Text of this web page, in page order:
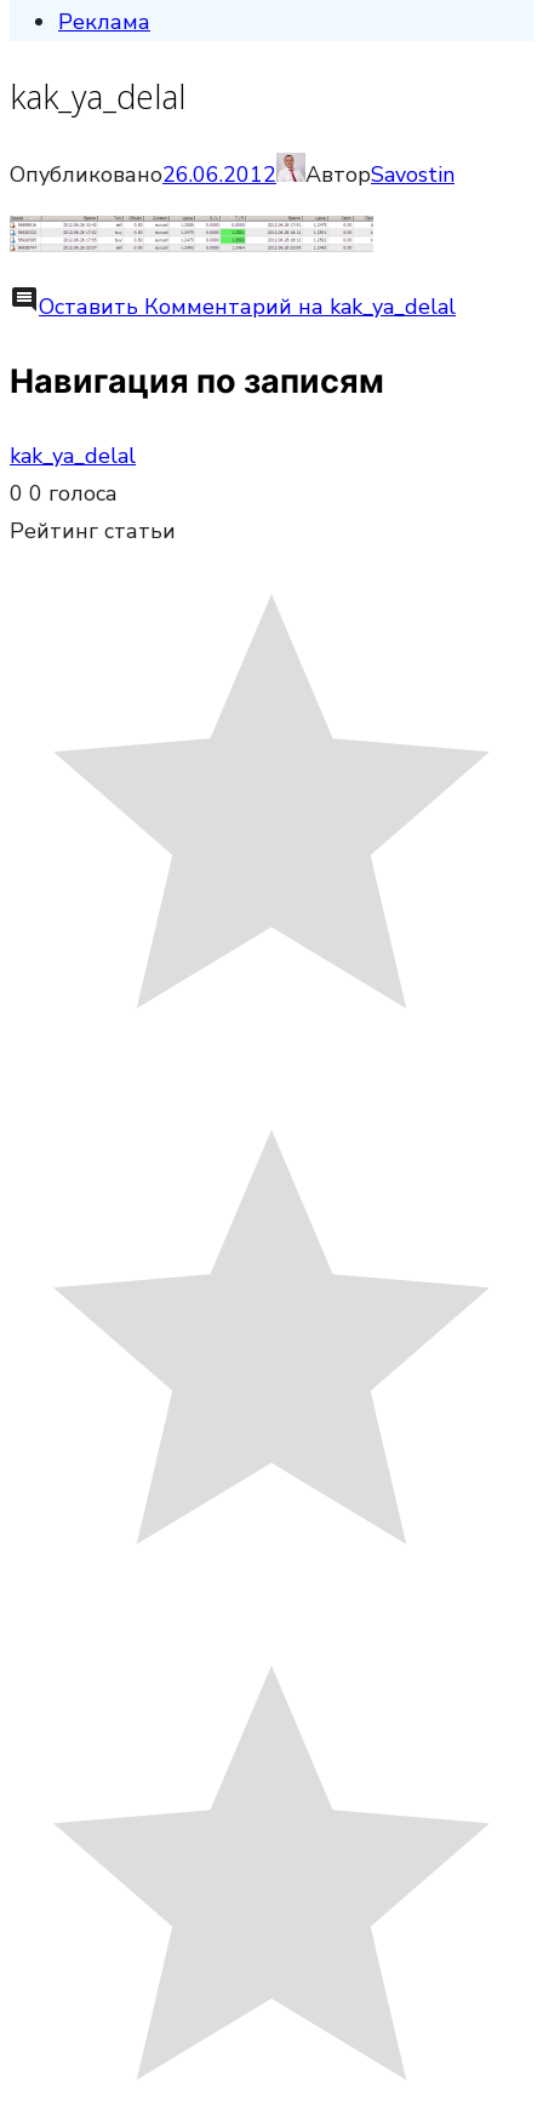
Реклама
kak_ya_delal
Опубликовано26.06.2012 АвторSavostin
commentОставить Комментарий на kak_ya_delal
Навигация по записям
kak_ya_delal
0 0 голоса
Рейтинг статьи